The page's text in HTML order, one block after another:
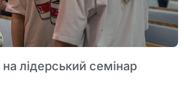
лідерський семінар